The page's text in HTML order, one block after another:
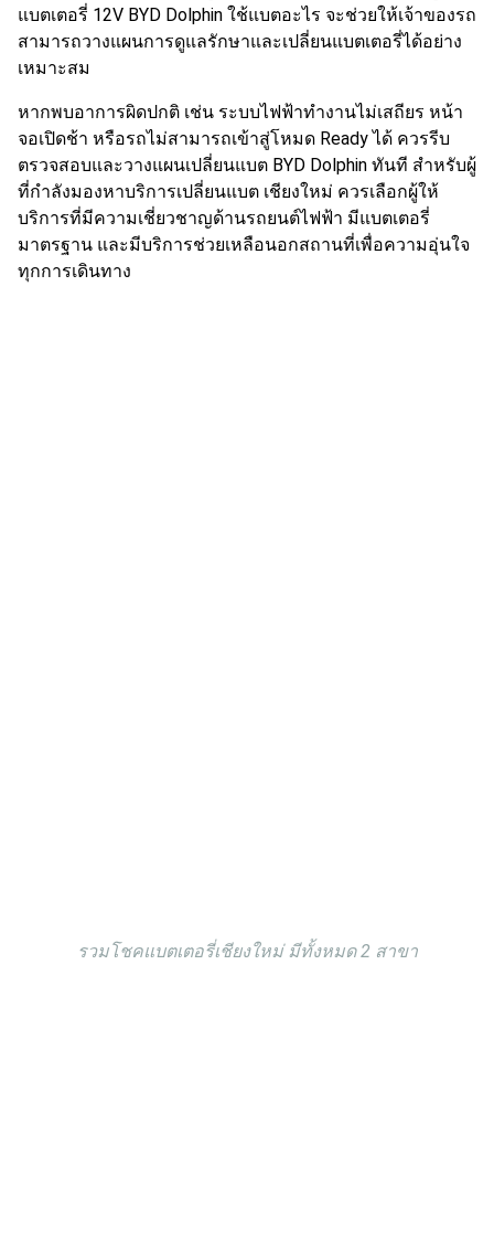
แบตเตอรี่ 12V BYD Dolphin ใช้แบตอะไร จะช่วยให้เจ้าของรถ
สามารถวางแผนการดูแลรักษาและเปลี่ยนแบตเตอรี่ได้อย่าง
เหมาะสม
หากพบอาการผิดปกติ เช่น ระบบไฟฟ้าทำงานไม่เสถียร หน้า
จอเปิดช้า หรือรถไม่สามารถเข้าสู่โหมด Ready ได้ ควรรีบ
ตรวจสอบและวางแผนเปลี่ยนแบต BYD Dolphin ทันที สำหรับผู้
ที่กำลังมองหาบริการเปลี่ยนแบต เชียงใหม่ ควรเลือกผู้ให้
บริการที่มีความเชี่ยวชาญด้านรถยนต์ไฟฟ้า มีแบตเตอรี่
มาตรฐาน และมีบริการช่วยเหลือนอกสถานที่เพื่อความอุ่นใจ
ทุกการเดินทาง
รวมโชคแบตเตอรี่เชียงใหม่ มีทั้งหมด 2 สาขา